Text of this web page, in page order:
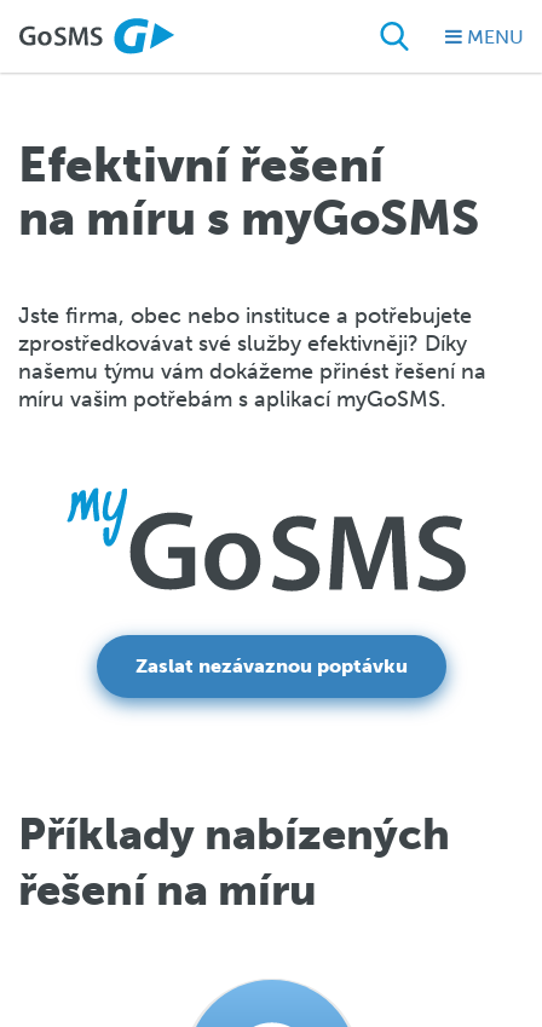
MENU
Efektivní řešení
na míru s myGoSMS
Jste firma, obec nebo instituce a potřebujete
zprostředkovávat své služby efektivněji? Díky
našemu týmu vám dokážeme přinést řešení na
míru vašim potřebám s aplikací myGoSMS.
Zaslat nezávaznou poptávku
Příklady nabízených
řešení na míru